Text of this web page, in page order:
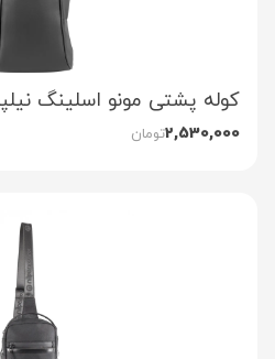
کوله پشتی مونو اسلینگ
2,530,000تومان